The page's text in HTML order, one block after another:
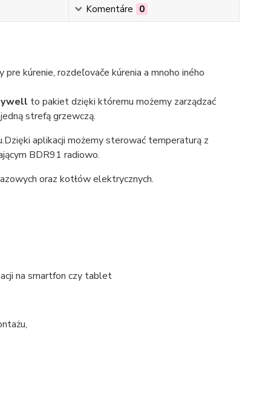
Komentáre 0
kúrenie, rozdeľovače kúrenia a mnoho iného
to pakiet dzięki któremu możemy zarządzać
strefą grzewczą.
aplikacji możemy sterować temperaturą z
BDR91 radiowo.
oraz kotłów elektrycznych.
na smartfon czy tablet